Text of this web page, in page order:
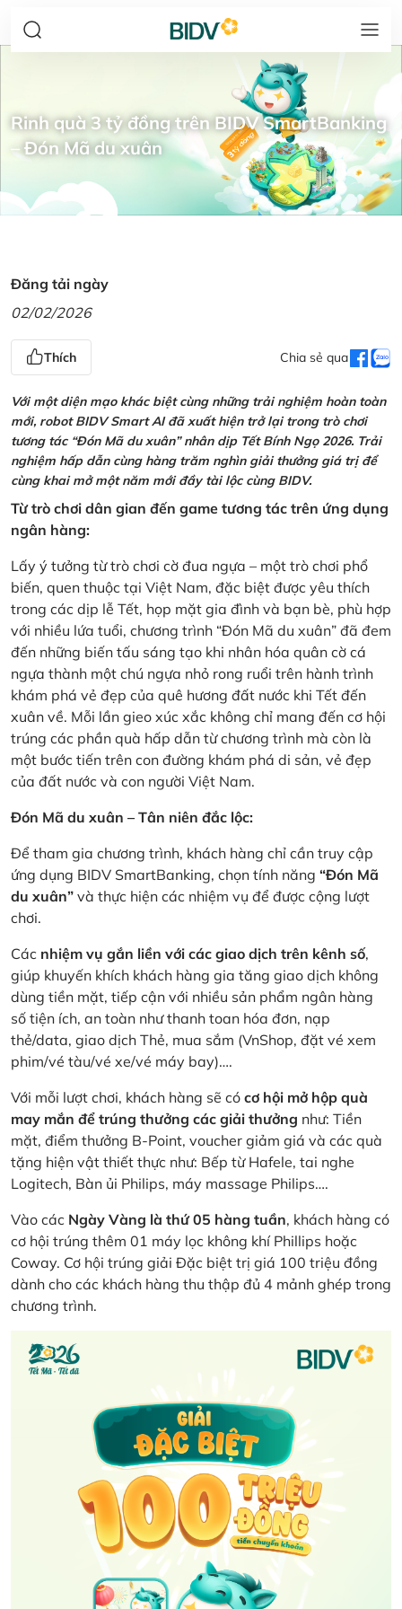
Rinh quà 3 tỷ đồng trên BIDV SmartBanking
– Đón Mã du xuân
Đăng tải ngày
02/02/2026
Thích Chia sẻ qua
Với một diện mạo khác biệt cùng những trải nghiệm hoàn toàn
mới, robot BIDV Smart AI đã xuất hiện trở lại trong trò chơi
tương tác “Đón Mã du xuân” nhân dịp Tết Bính Ngọ 2026. Trải
nghiệm hấp dẫn cùng hàng trăm nghìn giải thưởng giá trị để
cùng khai mở một năm mới đầy tài lộc cùng BIDV.
Từ trò chơi dân gian đến game tương tác trên ứng dụng
ngân hàng:
Lấy ý tưởng từ trò chơi cờ đua ngựa – một trò chơi phổ
biến, quen thuộc tại Việt Nam, đặc biệt được yêu thích
trong các dịp lễ Tết, họp mặt gia đình và bạn bè, phù hợp
với nhiều lứa tuổi, chương trình “Đón Mã du xuân” đã đem
đến những biến tấu sáng tạo khi nhân hóa quân cờ cá
ngựa thành một chú ngựa nhỏ rong ruổi trên hành trình
khám phá vẻ đẹp của quê hương đất nước khi Tết đến
xuân về. Mỗi lần gieo xúc xắc không chỉ mang đến cơ hội
trúng các phần quà hấp dẫn từ chương trình mà còn là
một bước tiến trên con đường khám phá di sản, vẻ đẹp
của đất nước và con người Việt Nam.
Đón Mã du xuân – Tân niên đắc lộc:
Để tham gia chương trình, khách hàng chỉ cần truy cập
ứng dụng BIDV SmartBanking, chọn tính năng “Đón Mã
du xuân” và thực hiện các nhiệm vụ để được cộng lượt
chơi.
Các nhiệm vụ gắn liền với các giao dịch trên kênh số,
giúp khuyến khích khách hàng gia tăng giao dịch không
dùng tiền mặt, tiếp cận với nhiều sản phẩm ngân hàng
số tiện ích, an toàn như thanh toan hóa đơn, nạp
thẻ/data, giao dịch Thẻ, mua sắm (VnShop, đặt vé xem
phim/vé tàu/vé xe/vé máy bay)….
Với mỗi lượt chơi, khách hàng sẽ có cơ hội mở hộp quà
may mắn để trúng thưởng các giải thưởng như: Tiền
mặt, điểm thưởng B-Point, voucher giảm giá và các quà
tặng hiện vật thiết thực như: Bếp từ Hafele, tai nghe
Logitech, Bàn ủi Philips, máy massage Philips….
Vào các Ngày Vàng là thứ 05 hàng tuần, khách hàng có
cơ hội trúng thêm 01 máy lọc không khí Phillips hoặc
Coway. Cơ hội trúng giải Đặc biệt trị giá 100 triệu đồng
dành cho các khách hàng thu thập đủ 4 mảnh ghép trong
chương trình.